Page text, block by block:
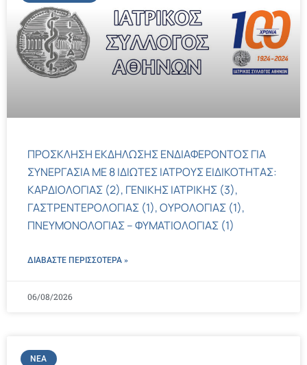
ΠΡΟΣΚΛΗΣΗ ΕΚΔΗΛΩΣΗΣ ΕΝΔΙΑΦΕΡΟΝΤΟΣ ΓΙΑ
ΣΥΝΕΡΓΑΣΙΑ ΜΕ 8 ΙΔΙΩΤΕΣ ΙΑΤΡΟΥΣ ΕΙΔΙΚΟΤΗΤΑΣ:
ΚΑΡΔΙΟΛΟΓΙΑΣ (2), ΓΕΝΙΚΗΣ ΙΑΤΡΙΚΗΣ (3),
ΓΑΣΤΡΕΝΤΕΡΟΛΟΓΙΑΣ (1), ΟΥΡΟΛΟΓΙΑΣ (1),
ΠΝΕΥΜΟΝΟΛΟΓΙΑΣ – ΦΥΜΑΤΙΟΛΟΓΙΑΣ (1)
ΔΙΑΒΑΣΤΕ ΠΕΡΙΣΣΌΤΕΡΑ »
06/08/2026
ΝΈΑ